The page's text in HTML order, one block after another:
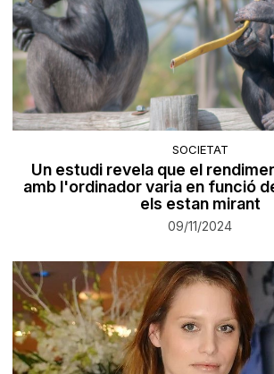
SOCIETAT
Un estudi revela que el
amb l'ordinador varia en funció
els estan mirant
09/11/2024